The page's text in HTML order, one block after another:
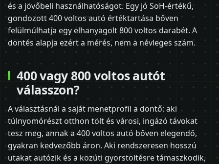
és a jövőbeli használhatóságot. Egy jó SoH-értékű,
gondozott 400 voltos autó értéktartása bőven
felülmúlhatja egy elhanyagolt 800 voltos darabét. A
döntés alapja ezért a mérés, nem a névleges szám.
400 vagy 800 voltos autót
válasszon?
A választásnál a saját menetprofil a döntő: aki
túlnyomórészt otthon tölt és városi, ingázó távokat
tesz meg, annak a 400 voltos autó bőven elegendő,
gyakran kedvezőbb áron. Aki rendszeresen hosszú
utakat autózik és a közúti gyorstöltésre támaszkodik,